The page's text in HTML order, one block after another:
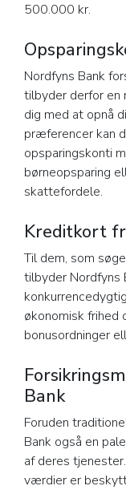
500.000 kr.
Nordfyns Bank
tilbyder derfor
dig med at opnå
præferencer kan
opsparingskonti
børneopsparing
skattefordele.
Kreditkort
Til dem, som
tilbyder Nordfyns
økonomisk frihed
bonusordninger
Bank
Foruden
Bank også en
af deres
værdier er